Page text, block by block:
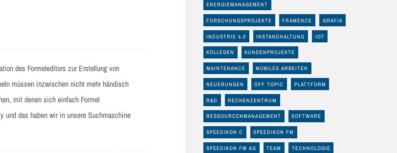
des Formeleditors zur Erstellung von
müssen inzwischen nicht mehr händisch
mit denen sich einfach Formel
das haben wir in unsere Suchmaschine
ENERGIEMANAGEMENT
FORSCHUNGSPROJEKTE FRAMENCE GRAFIK
INDUSTRIE 4.0 INSTANDHALTUNG IOT
KOLLEGEN KUNDENPROJEKTE
MAINTENANCE MOBILES ARBEITEN
NEUERUNGEN OFF TOPIC PLATTFORM
R&D RECHENZENTRUM
RESSOURCENMANAGEMENT SOFTWARE
SPEEDIKON C SPEEDIKON FM
SPEEDIKON FM AG TEAM TECHNOLOGIE